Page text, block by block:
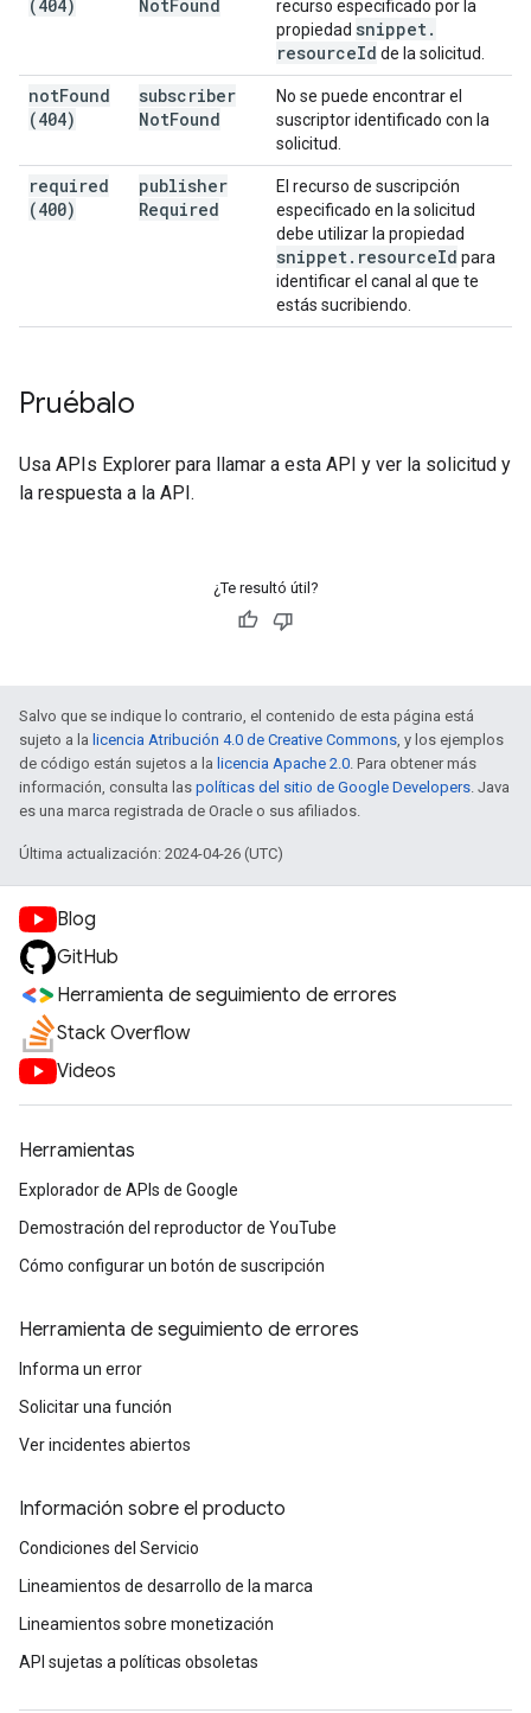
(404)
NotFound
recurso especificado por la
propiedad snippet.
resourceId de la solicitud.
notFound
(404)
subscriber
NotFound
No se puede encontrar el
suscriptor identificado con la
solicitud.
required
(400)
publisher
Required
El recurso de suscripción
especificado en la solicitud
debe utilizar la propiedad
snippet. resourceId para
identificar el canal al que te
estás sucribiendo.
Pruébalo
Usa APIs Explorer para llamar a esta API y ver la solicitud y
la respuesta a la API.
¿Te resultó útil?
Salvo que se indique lo contrario, el contenido de esta página está
sujeto a la licencia Atribución 4.0 de Creative Commons, y los ejemplos
de código están sujetos a la licencia Apache 2.0. Para obtener más
información, consulta las políticas del sitio de Google Developers. Java
es una marca registrada de Oracle o sus afiliados.
Última actualización: 2024-04-26 (UTC)
Blog
GitHub
Herramienta de seguimiento de errores
Stack Overflow
Videos
Herramientas
Explorador de APIs de Google
Demostración del reproductor de YouTube
Cómo configurar un botón de suscripción
Herramienta de seguimiento de errores
Informa un error
Solicitar una función
Ver incidentes abiertos
Información sobre el producto
Condiciones del Servicio
Lineamientos de desarrollo de la marca
Lineamientos sobre monetización
API sujetas a políticas obsoletas